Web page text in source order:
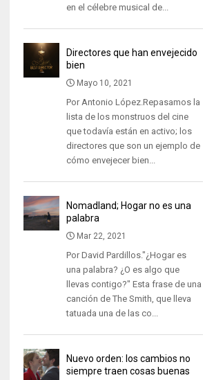
en el célebre musical de...
Directores que han envejecido
bien
Mayo 10, 2021
Por Antonio López.Repasamos la
lista de los monstruos del cine
que todavía están en activo; los
directores que son un ejemplo de
cómo envejecer bien...
Nomadland; Hogar no es una
palabra
Mar 22, 2021
Por David Pardillos."¿Hogar es
una palabra? ¿O es algo que
llevas contigo?" Esta frase de una
canción de The Smith, que lleva
tatuada una de las co...
Nuevo orden: los cambios no
siempre traen cosas buenas